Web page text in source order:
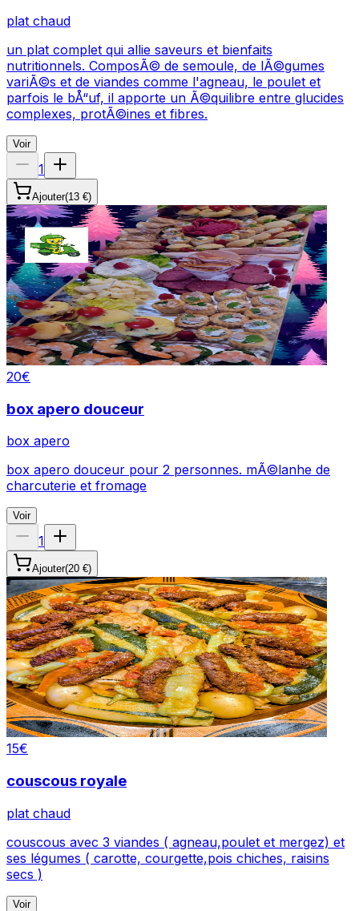
plat chaud
un plat complet qui allie saveurs et bienfaits
nutritionnels. ComposÃ© de semoule, de lÃ©gumes
variÃ©s et de viandes comme l'agneau, le poulet et
parfois le bÅ“uf, il apporte un Ã©quilibre entre glucides
complexes, protÃ©ines et fibres.
Voir
1
Ajouter(13 €)
20€
box apero douceur
box apero
box apero douceur pour 2 personnes. mÃ©lanhe de
charcuterie et fromage
Voir
1
Ajouter(20 €)
15€
couscous royale
plat chaud
couscous avec 3 viandes ( agneau,poulet et mergez) et
ses légumes ( carotte, courgette,pois chiches, raisins
secs )
Voir